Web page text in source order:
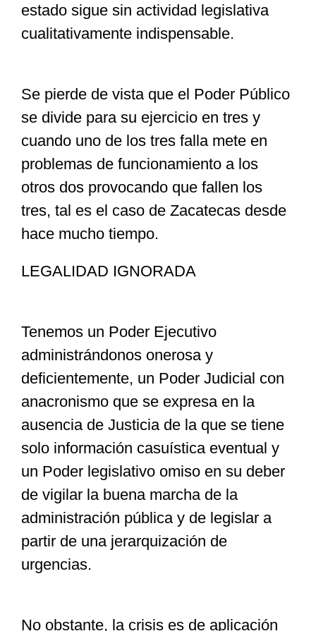
estado sigue sin actividad legislativa
cualitativamente indispensable.
Se pierde de vista que el Poder Público
se divide para su ejercicio en tres y
cuando uno de los tres falla mete en
problemas de funcionamiento a los
otros dos provocando que fallen los
tres, tal es el caso de Zacatecas desde
hace mucho tiempo.
LEGALIDAD IGNORADA
Tenemos un Poder Ejecutivo
administrándonos onerosa y
deficientemente, un Poder Judicial con
anacronismo que se expresa en la
ausencia de Justicia de la que se tiene
solo información casuística eventual y
un Poder legislativo omiso en su deber
de vigilar la buena marcha de la
administración pública y de legislar a
partir de una jerarquización de
urgencias.
No obstante, la crisis es de aplicación